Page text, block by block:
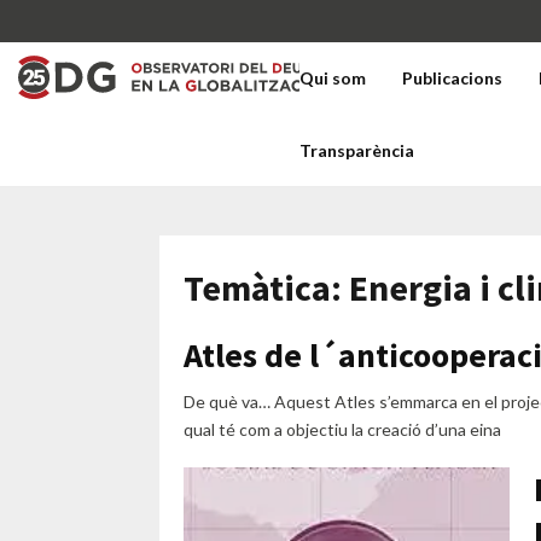
Qui som Publicacions
Transparència
Temàtica: Energia i
Atles de
De què va… Aquest Atles s’emmarca en el
qual té com a objectiu la creació d’una eina